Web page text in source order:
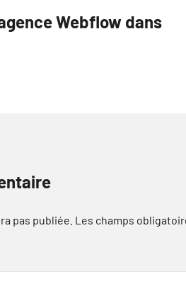
Webflow dans
pas publiée. Les champs